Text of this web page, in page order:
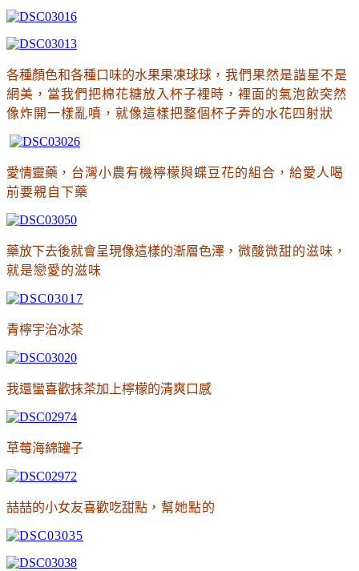
各種顏色和各種口味的水果果凍球球 ，我們果然是諧星不是
網美 ，當我們把棉花糖放入杯子裡時 ，裡面的氣泡飲突然
像炸開一樣亂噴 ，就像這樣把整個杯子弄的水花四射狀
愛情靈藥 ，台灣小農有機檸檬與蝶豆花的組合 ，給愛人喝
前要親自下藥
藥放下去後就會呈現像這樣的漸層色澤 ，微酸微甜的滋味 ，
就是戀愛的滋味
青檸宇治冰茶
我還蠻喜歡抹茶加上檸檬的清爽口感
草莓海綿罐子
喆喆的小女友喜歡吃甜點 ，幫她點的